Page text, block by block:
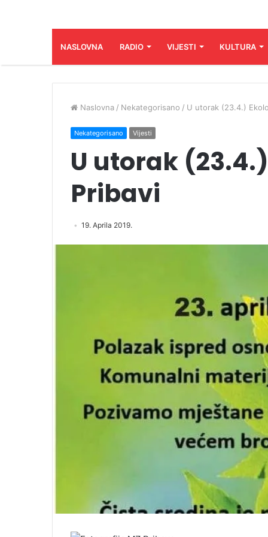
NASLOVNA RADIO VIJESTI KULTURA
Naslovna / Nekategorisano / U utorak (23.4.)
Nekategorisano Vijesti
U utorak
Pribavi
19. Aprila 2019.